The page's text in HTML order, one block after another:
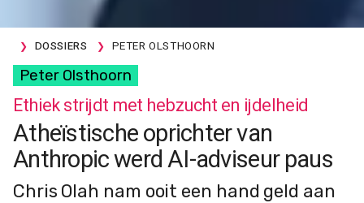
DOSSIERS PETER OLSTHOORN
Peter Olsthoorn
Ethiek strijdt met hebzucht en ijdelheid
Atheïstische oprichter van
Anthropic werd AI-adviseur paus
Chris Olah nam ooit een hand geld aan